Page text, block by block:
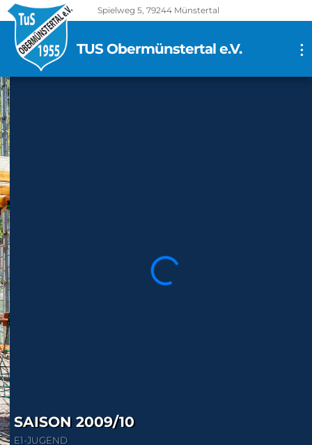
Spielweg 5, 79244 Münstertal
TUS Obermünstertal e.V. ...
SAISON 2009/10
E1-JUGEND